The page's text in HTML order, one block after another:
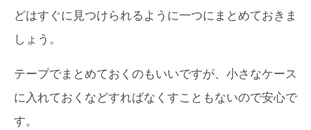
どはすぐに見つけられるように一つにまとめておきま
しょう。
テープでまとめておくのもいいですが、小さなケース
に入れておくなどすればなくすこともないので安心で
す。